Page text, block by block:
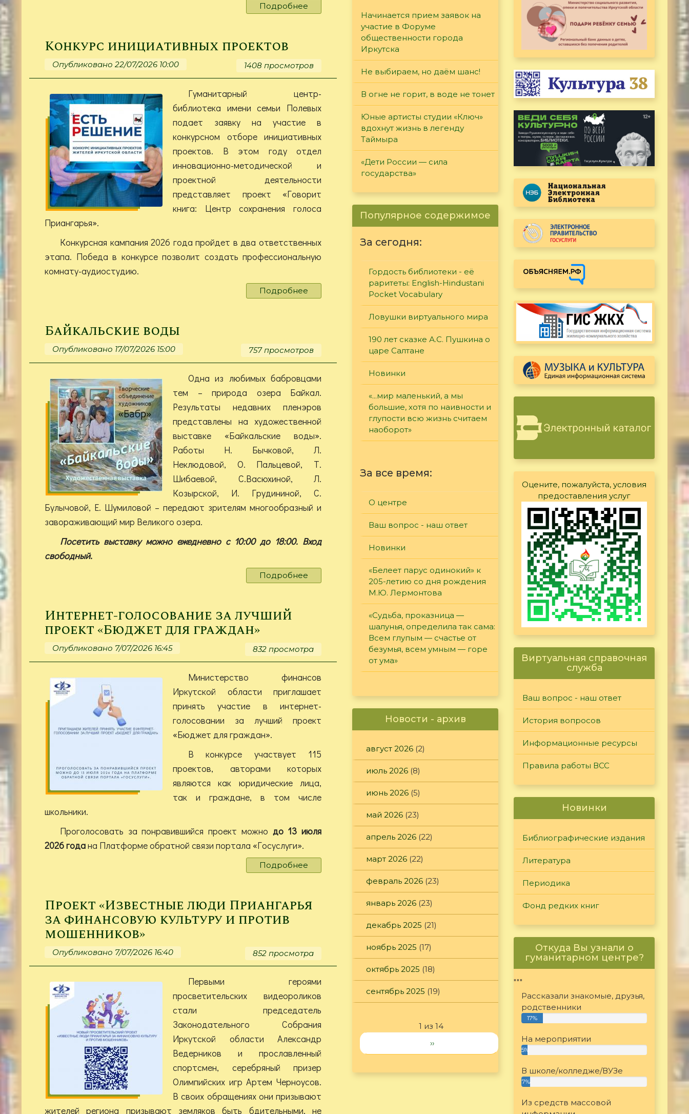
Подробнее
Конкурс
—
2026»
Конкурс инициативных проектов
Опубликовано 22/07/2026 10:00 1408 просмотров
Гуманитарный центр-
библиотека имени семьи Полевых
подает заявку на участие в
конкурсном отборе инициативных
проектов. В этом году отдел
инновационно-методической и
проектной деятельности
представляет проект «Говорит
книга: Центр сохранения голоса
Приангарья».
Конкурсная кампания 2026 года пройдет в два ответственных
этапа. Победа в конкурсе позволит создать профессиональную
комнату-аудиостудию.
Подробнее
Конкурс
Байкальские воды
Опубликовано 17/07/2026 15:00 757 просмотров
Одна из любимых бабровцами
тем – природа озера Байкал.
Результаты недавних пленэров
представлены на художественной
выставке «Байкальские воды».
Работы Н. Бычковой, Л.
Неклюдовой, О. Пальцевой, Т.
Шибаевой, С.Васюхиной, Л.
Козырской, И. Грудининой, С.
Булычовой, Е. Шумиловой – передают зрителям многообразный и
завораживающий мир Великого озера.
Посетить выставку можно ежедневно с 10:00 до 18:00. Вход
свободный.
Подробнее
Байкальские
Интернет-голосование за лучший
проект «Бюджет для граждан»
Опубликовано 7/07/2026 16:45 832 просмотра
Министерство финансов
Иркутской области приглашает
принять участие в интернет-
голосовании за лучший проект
«Бюджет для граждан».
В конкурсе участвует 115
проектов, авторами которых
являются как юридические лица,
так и граждане, в том числе
школьники.
Проголосовать за понравившийся проект можно до 13 июля
2026 годана Платформе обратной связи портала «Госуслуги».
Подробнее
Интернет-
лучший
граждан»
Проект «Известные люди Приангарья
за финансовую культуру и против
мошенников»
Опубликовано 7/07/2026 16:40 852 просмотра
Первыми героями
просветительских видеороликов
стали председатель
Законодательного Собрания
Иркутской области Александр
Ведерников и прославленный
спортсмен, серебряный призер
Олимпийских игр Артем Черноусов.
В своих обращениях они призывают
жителей региона призывают земляков быть бдительными, не
Начинается прием заявок на
участие в Форуме
общественности города
Иркутска
Не выбираем, но даём шанс!
В огне не горит, в воде не тонет
Юные артисты студии «Ключ»
вдохнут жизнь в легенду
Таймыра
«Дети России — сила
государства»
Популярное содержимое
За сегодня:
Гордость библиотеки - её
раритеты: English-Hindustani
Pocket Vocabulary
Ловушки виртуального мира
190 лет сказке А.С. Пушкина о
царе Салтане
Новинки
«...мир маленький, а мы
большие, хотя по наивности и
глупости всю жизнь считаем
наоборот»
За все время:
О центре
Ваш вопрос - наш ответ
Новинки
«Белеет парус одинокий» к
205-летию со дня рождения
М.Ю. Лермонтова
«Судьба, проказница —
шалунья, определила так сама:
Всем глупым — счастье от
безумья, всем умным — горе
от ума»
Новости - архив
август 2026 (2)
июль 2026 (8)
июнь 2026 (5)
май 2026 (23)
апрель 2026 (22)
март 2026 (22)
февраль 2026 (23)
январь 2026 (23)
декабрь 2025 (21)
ноябрь 2025 (17)
октябрь 2025 (18)
сентябрь 2025 (19)
1 из 14
››
Оцените, пожалуйста, условия
предоставления услуг
Виртуальная справочная
служба
Ваш вопрос - наш ответ
История вопросов
Информационные ресурсы
Правила работы ВСС
Новинки
Библиографические издания
Литература
Периодика
Фонд редких книг
Откуда Вы узнали о
гуманитарном центре?
"""
Рассказали знакомые, друзья,
родственники
17%
На мероприятии
5%
В школе/колледже/ВУЗе
7%
Из средств массовой